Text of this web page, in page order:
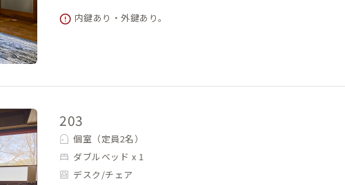
内鍵あり・外鍵あり。
203
個室（定員2名）
ダブルベッド x 1
デスク/チェア